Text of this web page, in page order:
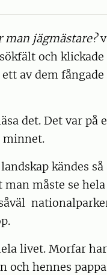
jägmästare?
och klickade
av dem
det. Det var på
minnet.
kändes
måste se
livet. Morfar
hennes